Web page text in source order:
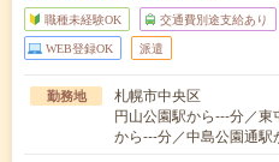
職種未経験OK 交通費別途支給あり
WEB登録OK 派遣
勤務地
札幌市中央区
円山公園駅から---分／
から---分／中島公園通